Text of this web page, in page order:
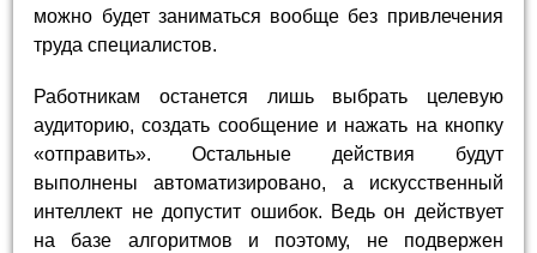
можно будет заниматься вообще без привлечения
труда специалистов.
Работникам останется лишь выбрать целевую
аудиторию, создать сообщение и нажать на кнопку
«отправить». Остальные действия будут
выполнены автоматизировано, а искусственный
интеллект не допустит ошибок. Ведь он действует
на базе алгоритмов и поэтому, не подвержен